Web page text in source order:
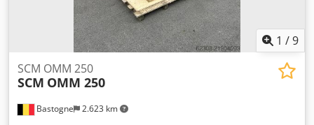
1 /9
Bastogne 2.623 km
SCM OMM 250
SCM OMM 250